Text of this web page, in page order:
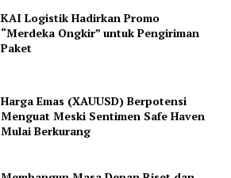
KAI Logistik Hadirkan Promo
“Merdeka Ongkir” untuk Pengiriman
Paket
Harga Emas (XAUUSD) Berpotensi
Menguat Meski Sentimen Safe Haven
Mulai Berkurang